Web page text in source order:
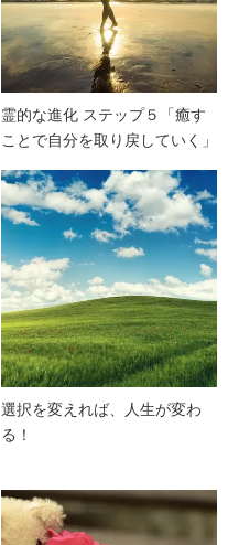
霊的な進化 ステップ５「癒す
ことで自分を取り戻していく」
選択を変えれば、人生が変わ
る！